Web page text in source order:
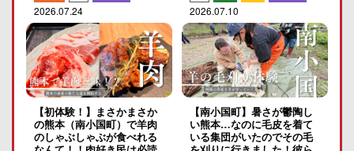
2026.07.24 2026.07.10
【初体験！】まさかまさか
の熊本（南小国町）で羊肉
のしゃぶしゃぶが食べれる
【南小国町】暑さが鬱陶し
い熊本…なのに毛皮を着て
いる集団がいたのでその毛